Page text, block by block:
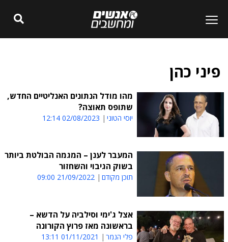
פיני כהן
מהו מודל הנתונים האנליטיים החדש,
שתופס תאוצה?
יוסי הטוני 02/08/2023 12:14
המעבר לענן – המגמה הבולטת ביותר
בשוק הגיבוי והשחזור
תוכן מקודם 21/09/2022 09:00
אצל ג'ימי וסילביה על הדשא –
בראשונה מאז פרוץ הקורונה
פלי הנמר 01/11/2021 13:11